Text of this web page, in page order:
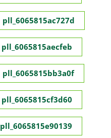
pll_6065815ac727d
pll_6065815aecfeb
pll_6065815bb3a0f
pll_6065815cf3d60
pll_6065815e90139